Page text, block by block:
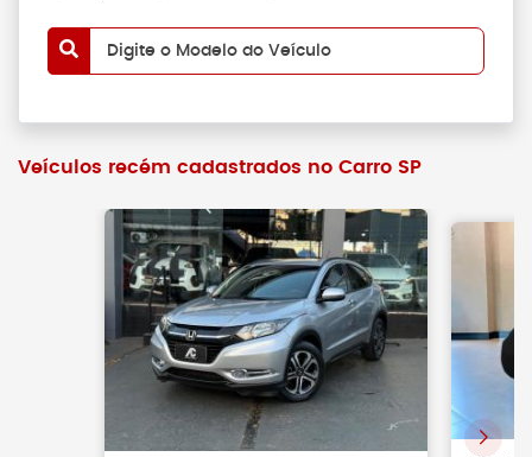
Digite o Modelo do Veículo
Veículos recém cadastrados no Carro SP